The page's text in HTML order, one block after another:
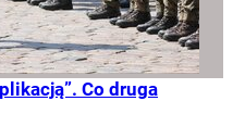
Co druga